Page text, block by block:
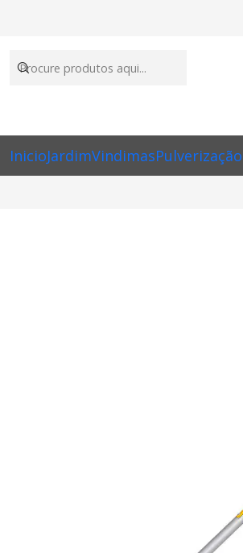
InicioJardimVindimasPulverização